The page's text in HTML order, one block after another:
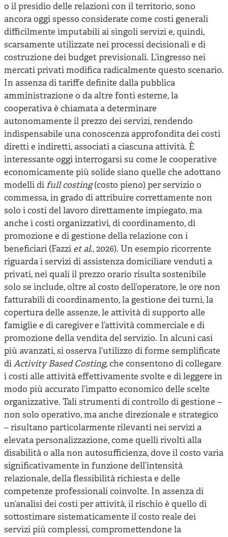
o il presidio delle relazioni con il territorio, sono
ancora oggi spesso considerate come costi generali
difficilmente imputabili ai singoli servizi e, quindi,
scarsamente utilizzate nei processi decisionali e di
costruzione dei budget previsionali. L’ingresso nei
mercati privati modifica radicalmente questo scenario.
In assenza di tariffe definite dalla pubblica
amministrazione o da altre fonti esterne, la
cooperativa è chiamata a determinare
autonomamente il prezzo dei servizi, rendendo
indispensabile una conoscenza approfondita dei costi
diretti e indiretti, associati a ciascuna attività. È
interessante oggi interrogarsi su come le cooperative
economicamente più solide siano quelle che adottano
modelli difull costing(costo pieno) per servizio o
commessa, in grado di attribuire correttamente non
solo i costi del lavoro direttamente impiegato, ma
anche i costi organizzativi, di coordinamento, di
promozione e di gestione della relazione con i
beneficiari (Fazzi et al., 2026). Un esempio ricorrente
riguarda i servizi di assistenza domiciliare venduti a
privati, nei quali il prezzo orario risulta sostenibile
solo se include, oltre al costo dell’operatore, le ore non
fatturabili di coordinamento, la gestione dei turni, la
copertura delle assenze, le attività di supporto alle
famiglie e di caregiver e l’attività commerciale e di
promozione della vendita del servizio. In alcuni casi
più avanzati, si osserva l’utilizzo di forme semplificate
diActivity Based Costing, che consentono di collegare
i costi alle attività effettivamente svolte e di leggere in
modo più accurato l’impatto economico delle scelte
organizzative. Tali strumenti di controllo di gestione –
non solo operativo, ma anche direzionale e strategico
– risultano particolarmente rilevanti nei servizi a
elevata personalizzazione, come quelli rivolti alla
disabilità o alla non autosufficienza, dove il costo varia
significativamente in funzione dell’intensità
relazionale, della flessibilità richiesta e delle
competenze professionali coinvolte. In assenza di
un’analisi dei costi per attività, il rischio è quello di
sottostimare sistematicamente il costo reale dei
servizi più complessi, compromettendone la